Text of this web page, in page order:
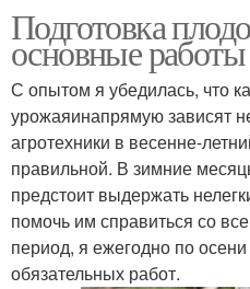
Подготовка
основные
С опытом я убедилась, что
урожаяинапрямую зависят
агротехники в весенне-
правильной. В зимние
предстоит выдержать
помочь им справиться со
период, я ежегодно по
обязательных работ.